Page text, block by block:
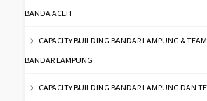
BANDA ACEH
CAPACITY BUILDING BANDAR LAMPUNG &
BANDAR LAMPUNG
CAPACITY BUILDING BANDAR LAMPUNG DAN